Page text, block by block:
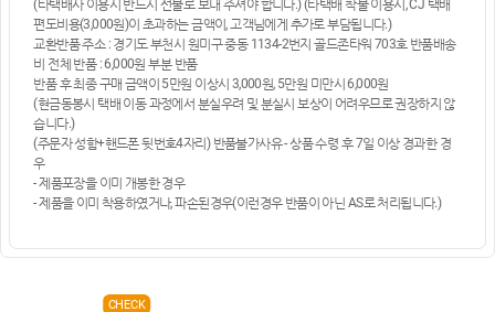
(타택배사 이용시 반드시 선불로 보내 주셔야 합니다.) (타택배 착불 이용시, CJ 택배
편도비용(3,000원)이 초과하는 금액이, 고객님에게 추가로 부담됩니다.)
교환반품 주소 : 경기도 부천시 원미구 중동 1134-2번지 골드존타워 703호 반품배송
비 전체 반품 : 6,000원 부분 반품
반품 후 최종 구매 금액이 5만원 이상시 3,000원, 5만원 미만시 6,000원
(현금동봉시 택배 이동 과정에서 분실우려 및 분실시 보상이 어려우므로 권장하지 않
습니다.)
(주문자 성함+핸드폰 뒷번호4자리) 반품불가사유 - 상품 수령 후 7일 이상 경과한 경
우
- 제품포장을 이미 개봉한 경우
- 제품을 이미 착용하였거나, 파손된경우(이런경우 반품이 아닌 AS로 처리됩니다.)
CHECK